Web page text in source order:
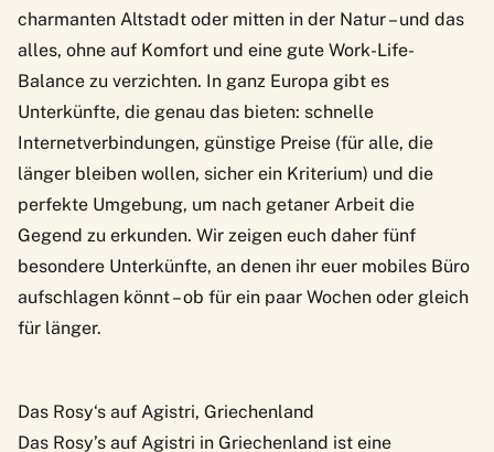
charmanten Altstadt oder mitten in der Natur – und das
alles, ohne auf Komfort und eine gute Work-Life-
Balance zu verzichten. In ganz Europa gibt es
Unterkünfte, die genau das bieten: schnelle
Internetverbindungen, günstige Preise (für alle, die
länger bleiben wollen, sicher ein Kriterium) und die
perfekte Umgebung, um nach getaner Arbeit die
Gegend zu erkunden. Wir zeigen euch daher fünf
besondere Unterkünfte, an denen ihr euer mobiles Büro
aufschlagen könnt – ob für ein paar Wochen oder gleich
für länger.
Das Rosy‘s auf Agistri, Griechenland
Das Rosy’s auf Agistri in Griechenland ist eine